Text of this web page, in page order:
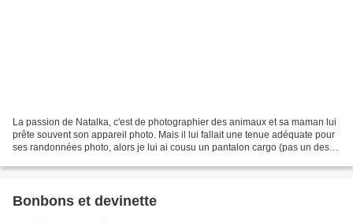
La passion de Natalka, c'est de photographier des animaux et sa maman lui
prête souvent son appareil photo. Mais il lui fallait une tenue adéquate pour
ses randonnées photo, alors je lui ai cousu un pantalon cargo (pas un des
Bonbons et devinette